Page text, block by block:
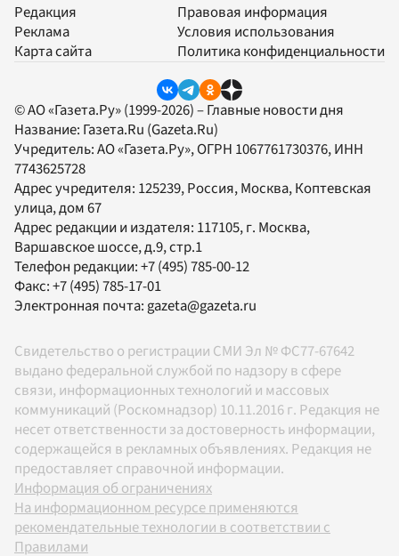
Редакция
Реклама
Карта сайта
Правовая информация
Условия использования
Политика конфиденциальности
© АО «Газета.Ру» (1999-2026) – Главные новости дня
Название: Газета.Ru (Gazeta.Ru)
Учредитель:АО «Газета.Ру», ОГРН 1067761730376, ИНН
7743625728
Адрес учредителя: 125239, Россия, Москва, Коптевская
улица, дом 67
Адрес редакции и издателя: 117105, г. Москва,
Варшавское шоссе, д.9, стр.1
Телефон редакции:+7 (495) 785-00-12
Факс:+7 (495) 785-17-01
Электронная почта:gazeta@gazeta.ru
Свидетельство о регистрации СМИ Эл № ФС77-67642
выдано федеральной службой по надзору в сфере
связи, информационных технологий и массовых
коммуникаций (Роскомнадзор) 10.11.2016 г. Редакция не
несет ответственности за достоверность информации,
содержащейся в рекламных объявлениях. Редакция не
предоставляет справочной информации.
Информация об ограничениях
На информационном ресурсе применяются
рекомендательные технологии в соответствии с
Правилами